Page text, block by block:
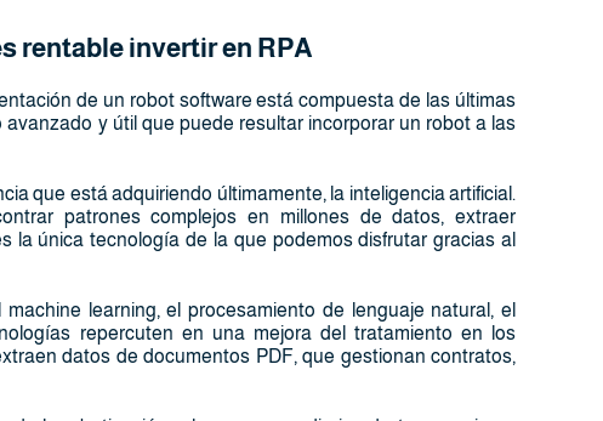
rentable invertir en RPA
de un robot software está compuesta de las últimas
y útil que puede resultar incorporar un robot a las
que está adquiriendo últimamente, la inteligencia artificial.
patrones complejos en millones de datos, extraer
la única tecnología de la que podemos disfrutar gracias al
learning, el procesamiento de lenguaje natural, el
repercuten en una mejora del tratamiento en los
datos de documentos PDF, que gestionan contratos,